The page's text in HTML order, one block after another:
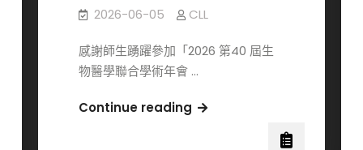
2026-06-05 CLL
感謝師生踴躍參加「2026 第40 屆生
物醫學聯合學術年會 …
Continue reading感